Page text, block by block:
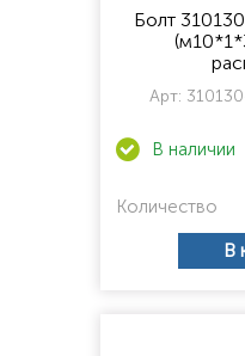
Болт
Арт:
Количество
В